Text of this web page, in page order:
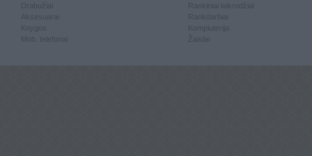
Knygos
Mob. telefonai
Kompiuterija
Žaislai